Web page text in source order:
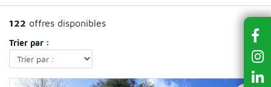
122 offres disponibles
Trier par :